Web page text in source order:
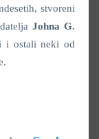
stvoreni
Johna G.
ostali neki od